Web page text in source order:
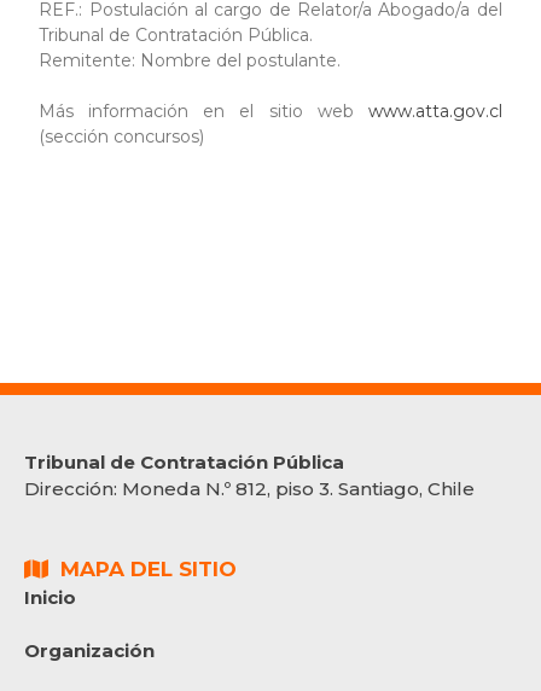
REF.: Postulación al cargo de Relator/a Abogado/a del
Tribunal de Contratación Pública.
Remitente: Nombre del postulante.
Más información en el sitio web www.atta.gov.cl
(sección concursos)
Tribunal de Contratación Pública
Dirección: Moneda N.º 812, piso 3. Santiago, Chile
MAPA DEL SITIO
Inicio
Organización